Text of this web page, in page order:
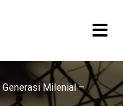
Generasi Milenial –